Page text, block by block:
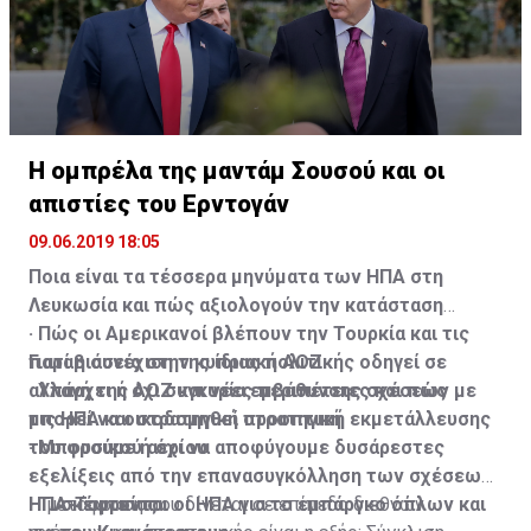
Η ομπρέλα της μαντάμ Σουσού και οι
απιστίες του Ερντογάν
09.06.2019 18:05
Ποια είναι τα τέσσερα μηνύματα των ΗΠΑ στη
Λευκωσία και πώς αξιολογούν την κατάσταση
Γιατί η συνέχιση της ίδιας πολιτικής οδηγεί σε
αλλαγή της ΑΟΖ και νέες περιπέτειες και πώς
μπορεί να οικοδομηθεί στρατηγική εκμετάλλευσης
του φυσικού αερίου
· Τι σκέφτονται οι ΗΠΑ για το εμπάργκο όπλων και
· Πώς οι Αμερικανοί βλέπουν την Τουρκία και τις
παραβιάσεις στην κυπριακή ΑΟΖ
· Υπάρχει ή όχι συγκυρία εμβάθυνσης σχέσεων με
τις ΗΠΑ και στρατηγική προοπτική
· Μπορούμε ή όχι να αποφύγουμε δυσάρεστες
εξελίξεις από την επανασυγκόλληση των σχέσεων
ΗΠΑ-Τουρκίας
Η μετάφραση που δίνεται σε επίπεδο διεθνών